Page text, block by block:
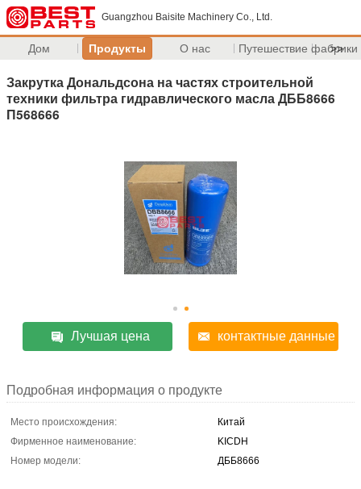
Guangzhou Baisite Machinery Co., Ltd.
Дом Продукты О нас Путешествие фабрики
>>
Закрутка Дональдсона на частях строительной
техники фильтра гидравлического масла ДББ8666
П568666
Лучшая цена контактные данные
Подробная информация о продукте
Место происхождения:
Китай
Фирменное наименование:
KICDH
Номер модели:
ДББ8666